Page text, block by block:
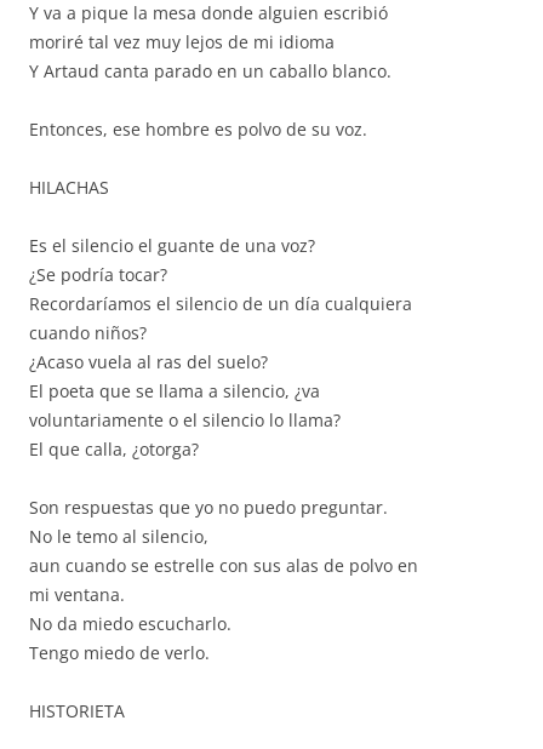
Y va a pique la mesa donde alguien escribió
moriré tal vez muy lejos de mi idioma
Y Artaud canta parado en un caballo blanco.
Entonces, ese hombre es polvo de su voz.
HILACHAS
Es el silencio el guante de una voz?
¿Se podría tocar?
Recordaríamos el silencio de un día cualquiera
cuando niños?
¿Acaso vuela al ras del suelo?
El poeta que se llama a silencio, ¿va
voluntariamente o el silencio lo llama?
El que calla, ¿otorga?
Son respuestas que yo no puedo preguntar.
No le temo al silencio,
aun cuando se estrelle con sus alas de polvo en
mi ventana.
No da miedo escucharlo.
Tengo miedo de verlo.
HISTORIETA